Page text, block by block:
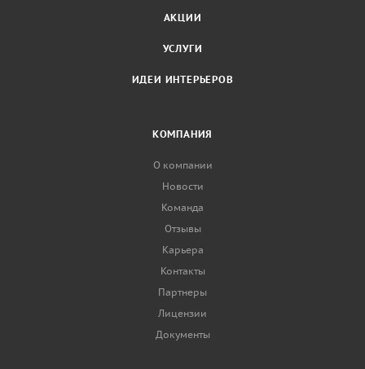
АКЦИИ
УСЛУГИ
ИДЕИ ИНТЕРЬЕРОВ
КОМПАНИЯ
О компании
Новости
Команда
Отзывы
Карьера
Контакты
Партнеры
Лицензии
Документы